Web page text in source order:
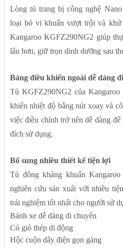
Lòng tủ trang bị công nghệ
loại bỏ vi khuẩn vượt trội và
Kangaroo KGFZ290NG2 giúp
lâu hơn, giữ trọn dinh dưỡng sau
Bảng điều khiển ngoài dễ dàng
Tủ KGFZ290NG2 của
khiển nhiệt độ bằng nút xoay và
việc điều chỉnh trở nên dễ dàng
đích sử dụng.
Bổ sung nhiều thiết kế tiện lợi
Tủ đông kháng khuẩn
nghiên cứu sản xuất với nhiều
trải nghiệm tốt nhất cho người sử
Bánh xe dễ dàng di chuyển
Có giỏ thép di động
Hộc cuộn dây điện gọn gàng